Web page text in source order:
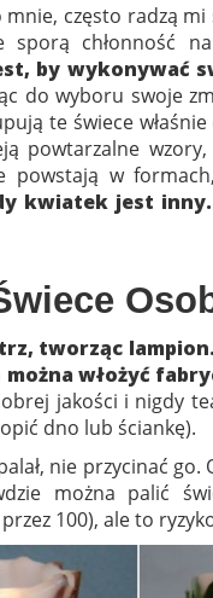
często radzą
sporą chłonność
by wykonywać
do wyboru swoje
te świece
powtarzalne
w
kwiatek jest inny.
tworząc
można włożyć
jakości i nigdy
dno lub ściankę).
nie przycinać
można palić
100), ale to